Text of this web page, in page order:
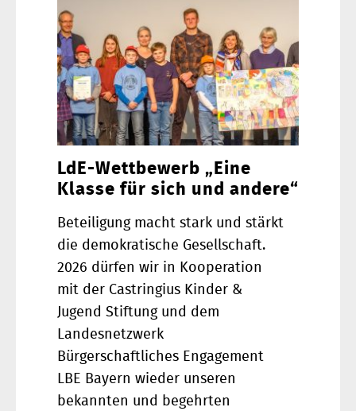
LdE-Wettbewerb „Eine
Klasse für sich und andere“
Beteiligung macht stark und stärkt
die demokratische Gesellschaft.
2026 dürfen wir in Kooperation
mit der Castringius Kinder &
Jugend Stiftung und dem
Landesnetzwerk
Bürgerschaftliches Engagement
LBE Bayern wieder unseren
bekannten und begehrten